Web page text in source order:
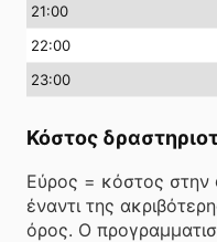
21:00
22:00
23:00
Κόστος
Εύρος = κόστος
έναντι της
όρος. Ο